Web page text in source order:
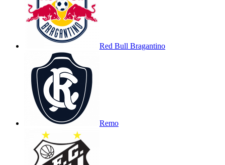
Red Bull Bragantino
Remo